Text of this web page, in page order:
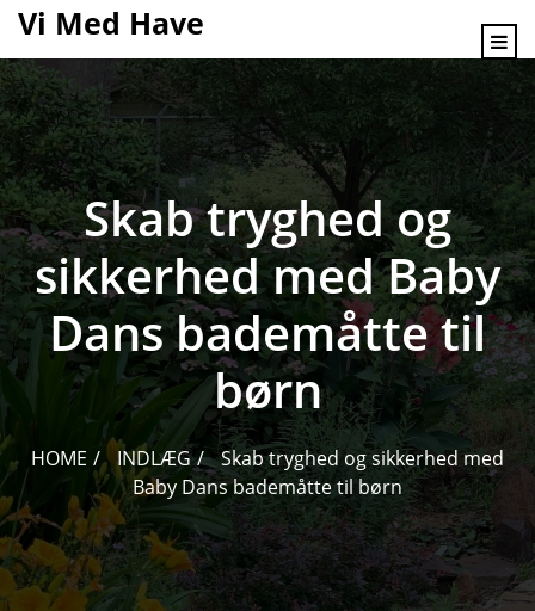
content
Vi Med Have
Skab tryghed og
sikkerhed med Baby
Dans bademåtte til
børn
HOME INDLÆG
Skab tryghed og sikkerhed med
Baby Dans bademåtte til børn